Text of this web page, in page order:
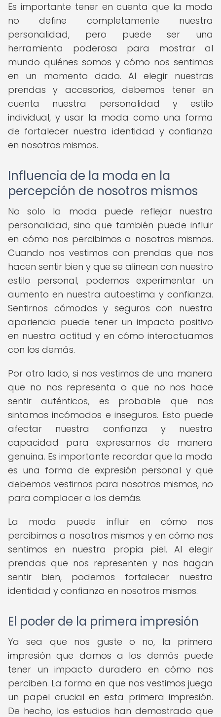
Es importante tener en cuenta que la moda
no define completamente nuestra
personalidad, pero puede ser una
herramienta poderosa para mostrar al
mundo quiénes somos y cómo nos sentimos
en un momento dado. Al elegir nuestras
prendas y accesorios, debemos tener en
cuenta nuestra personalidad y estilo
individual, y usar la moda como una forma
de fortalecer nuestra identidad y confianza
en nosotros mismos.
Influencia de la moda en la
percepción de nosotros mismos
No solo la moda puede reflejar nuestra
personalidad, sino que también puede influir
en cómo nos percibimos a nosotros mismos.
Cuando nos vestimos con prendas que nos
hacen sentir bien y que se alinean con nuestro
estilo personal, podemos experimentar un
aumento en nuestra autoestima y confianza.
Sentirnos cómodos y seguros con nuestra
apariencia puede tener un impacto positivo
en nuestra actitud y en cómo interactuamos
con los demás.
Por otro lado, si nos vestimos de una manera
que no nos representa o que no nos hace
sentir auténticos, es probable que nos
sintamos incómodos e inseguros. Esto puede
afectar nuestra confianza y nuestra
capacidad para expresarnos de manera
genuina. Es importante recordar que la moda
es una forma de expresión personal y que
debemos vestirnos para nosotros mismos, no
para complacer a los demás.
La moda puede influir en cómo nos
percibimos a nosotros mismos y en cómo nos
sentimos en nuestra propia piel. Al elegir
prendas que nos representen y nos hagan
sentir bien, podemos fortalecer nuestra
identidad y confianza en nosotros mismos.
El poder de la primera impresión
Ya sea que nos guste o no, la primera
impresión que damos a los demás puede
tener un impacto duradero en cómo nos
perciben. La forma en que nos vestimos juega
un papel crucial en esta primera impresión.
De hecho, los estudios han demostrado que